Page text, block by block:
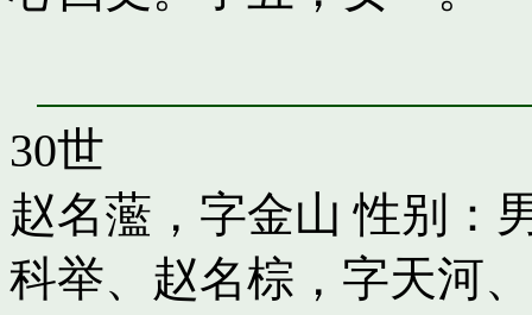
30世
赵名蘫，字金山 性别：
科举、 赵名棕，字天河、